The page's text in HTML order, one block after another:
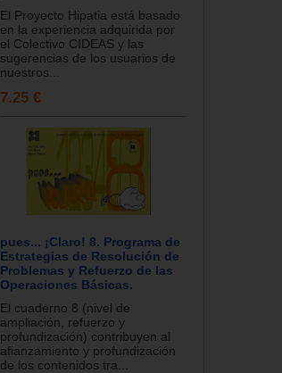
El Proyecto Hipatia está basado
en la experiencia adquirida por
el Colectivo CIDEAS y las
sugerencias de los usuarios de
nuestros...
7.25 €
pues... ¡Claro! 8. Programa de
Estrategias de Resolución de
Problemas y Refuerzo de las
Operaciones Básicas.
El cuaderno 8 (nivel de
ampliación, refuerzo y
profundización) contribuyen al
afianzamiento y profundización
de los contenidos tra...